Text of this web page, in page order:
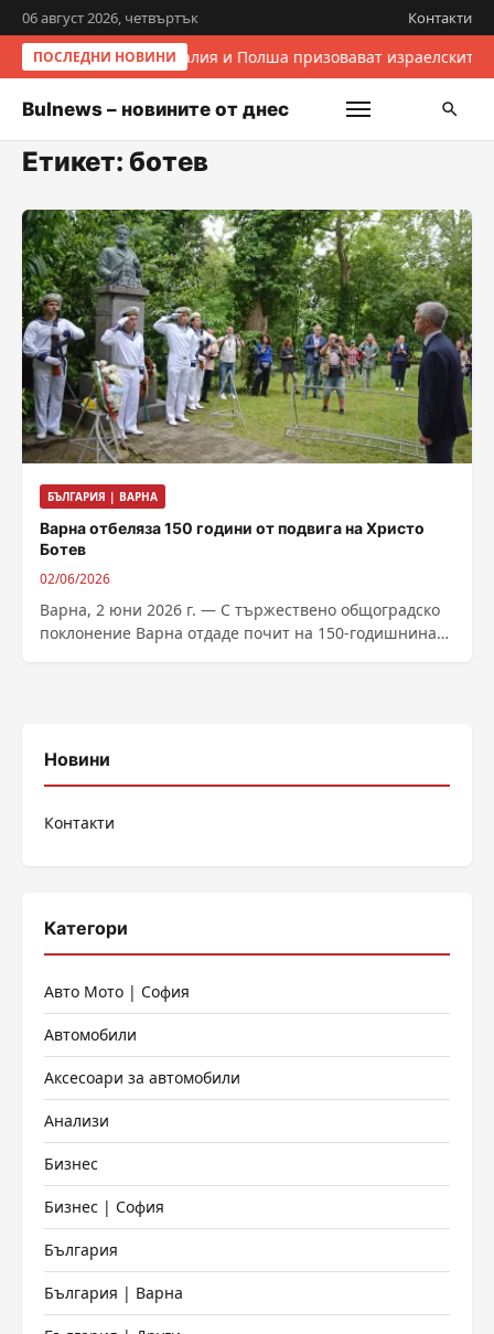
06 август 2026, четвъртък Контакти
ПОСЛЕДНИ НОВИНИИталия и Полша призовават израелските
Bulnews – новините от днес
Етикет: ботев
БЪЛГАРИЯ | ВАРНА
Варна отбеляза 150 години от подвига на Христо
Ботев
02/06/2026
Варна, 2 юни 2026 г. — С тържествено общоградско
поклонение Варна отдаде почит на 150-годишнината
Новини
Контакти
Категори
Авто Мото | София
Автомобили
Аксесоари за автомобили
Анализи
Бизнес
Бизнес | София
България
България | Варна